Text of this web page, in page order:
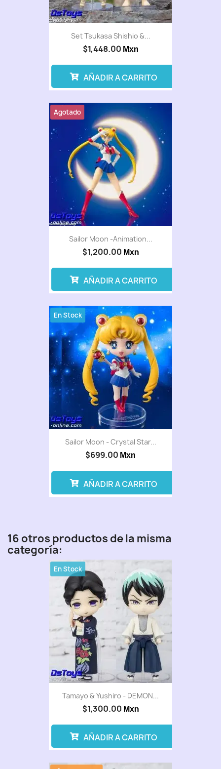
Set Tsukasa Shishio &...
$1,448.00 Mxn
AÑADIR A CARRITO
Sailor Moon -Animation...
$1,200.00 Mxn
Agotado
AÑADIR A CARRITO
Sailor Moon - Crystal Star...
$699.00 Mxn
En Stock
AÑADIR A CARRITO
16 otros productos de la misma
categoría:
Tamayo & Yushiro - DEMON...
$1,300.00 Mxn
En Stock
AÑADIR A CARRITO